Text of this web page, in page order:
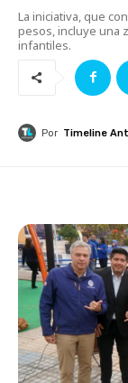
La iniciativa, que
pesos, incluye una
infantiles.
Por Timeline